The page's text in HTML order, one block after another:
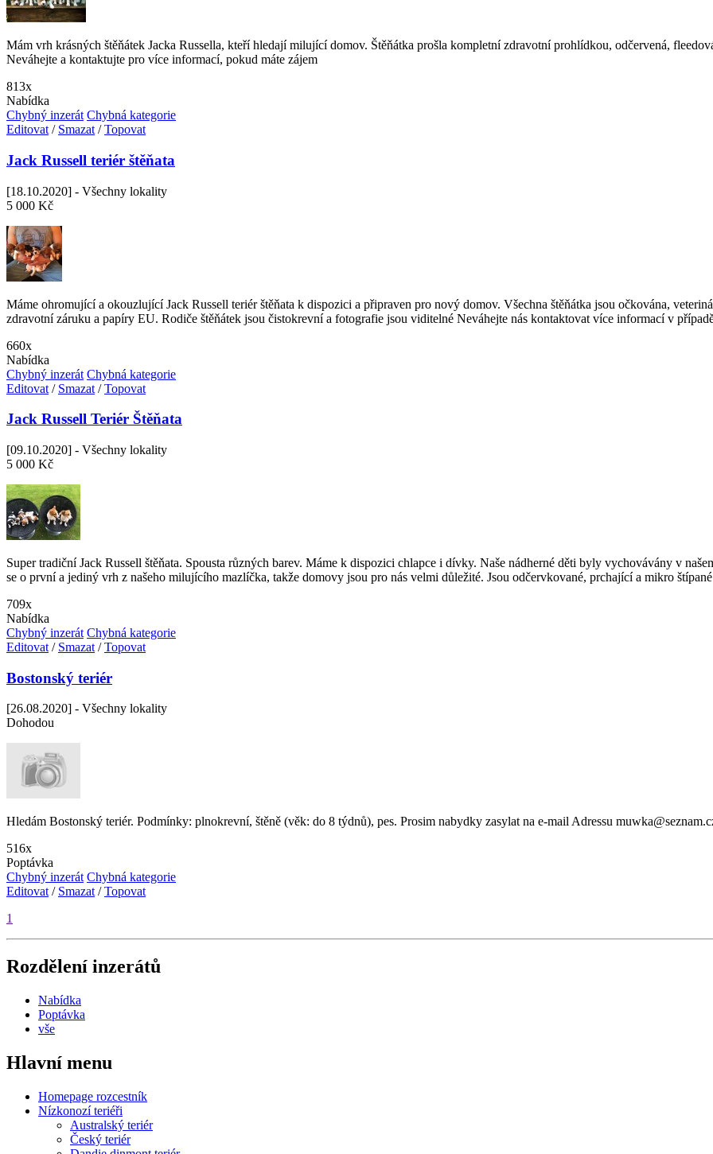
Mám vrh krásných štěňátek Jacka Russella, kteří hledají milující domov. Štěňátka prošla kompletní zdravotní prohlídkou, odčervená,
Neváhejte a kontaktujte pro více informací, pokud máte zájem
813x
Nabídka
Chybný inzerát Chybná kategorie
Editovat / Smazat /Topovat
Jack Russell teriér štěňata
[18.10.2020] - Všechny lokality
5 000 Kč
Máme ohromující a okouzlující Jack Russell teriér štěňata k dispozici a připraven pro nový domov. Všechna štěňátka jsou očkována,
zdravotní záruku a papíry EU. Rodiče štěňátek jsou čistokrevní a fotografie jsou viditelné Neváhejte nás kontaktovat více informací v
660x
Nabídka
Chybný inzerát Chybná kategorie
Editovat / Smazat /Topovat
Jack Russell Teriér Štěňata
[09.10.2020] - Všechny lokality
5 000 Kč
Super tradiční Jack Russell štěňata. Spousta různých barev. Máme k dispozici chlapce i dívky. Naše nádherné děti byly vychovávány v
se o první a jediný vrh z našeho milujícího mazlíčka, takže domovy jsou pro nás velmi důležité. Jsou odčervkované, prchající a mikro
709x
Nabídka
Chybný inzerát Chybná kategorie
Editovat / Smazat /Topovat
Bostonský teriér
[26.08.2020] - Všechny lokality
Dohodou
Hledám Bostonský teriér. Podmínky: plnokrevní, štěně (věk: do 8 týdnů), pes. Prosim nabydky zasylat na e-mail Adressu
516x
Poptávka
Chybný inzerát Chybná kategorie
Editovat / Smazat /Topovat
1
Rozdělení inzerátů
Nabídka
Poptávka
vše
Hlavní menu
Homepage rozcestník
Nízkonozí teriéři
Australský teriér
Český teriér